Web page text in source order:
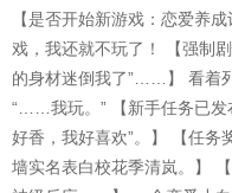
【是否开始新游戏：恋爱养
戏，我还就不玩了！ 【强制
的身材迷倒我了”……】 看着
“……我玩。” 【新手任务已发
好香，我好喜欢”。】 【任务
墙实名表白校花季清岚。】